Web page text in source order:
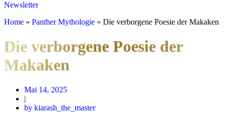
Newsletter
Home » Panther Mythologie » Die verborgene Poesie der Makaken
Die verborgene Poesie der
Makaken
Mai 14, 2025
|
by kiarash_the_master